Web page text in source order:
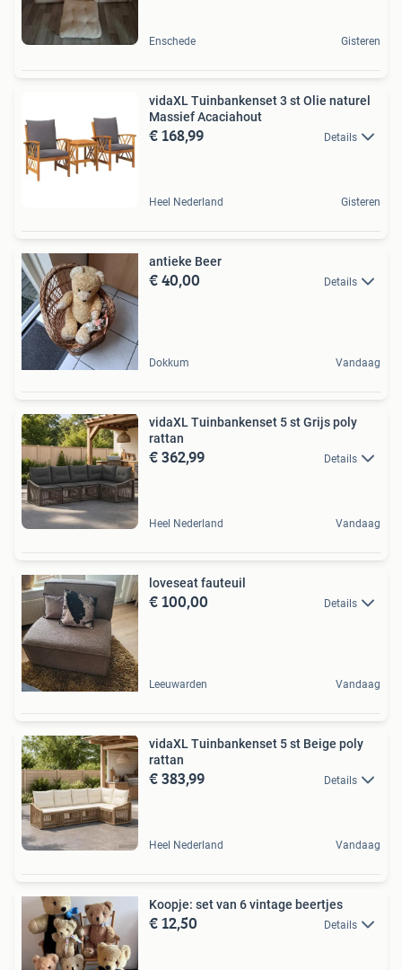
Enschede Gisteren
vidaXL Tuinbankenset 3 st Olie naturel
Massief Acaciahout
€ 168,99 Details
Heel Nederland Gisteren
antieke Beer
€ 40,00 Details
Dokkum Vandaag
vidaXL Tuinbankenset 5 st Grijs poly
rattan
€ 362,99 Details
Heel Nederland Vandaag
loveseat fauteuil
€ 100,00 Details
Leeuwarden Vandaag
vidaXL Tuinbankenset 5 st Beige poly
rattan
€ 383,99 Details
Heel Nederland Vandaag
Koopje: set van 6 vintage beertjes
€ 12,50 Details